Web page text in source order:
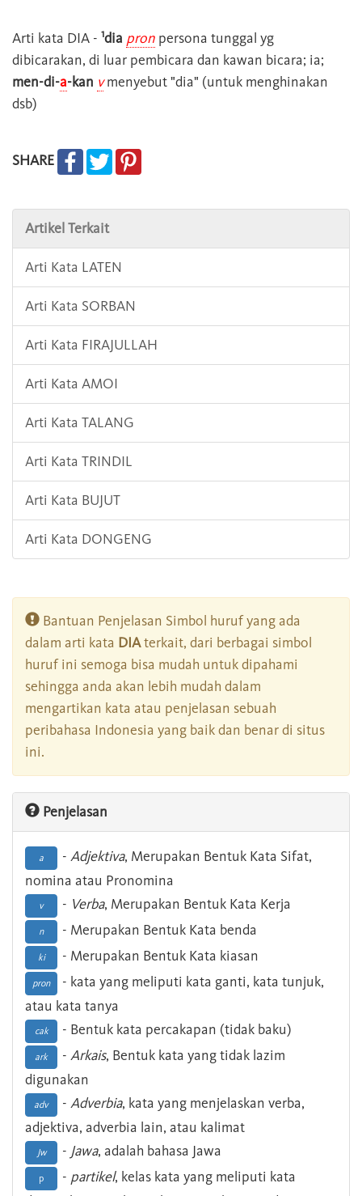
Arti kata DIA - 1dia pron persona tunggal yg
dibicarakan, di luar pembicara dan kawan bicara; ia;
men-di-a-kan vmenyebut "dia" (untuk menghinakan
dsb)
SHARE
Artikel Terkait
Arti Kata LATEN
Arti Kata SORBAN
Arti Kata FIRAJULLAH
Arti Kata AMOI
Arti Kata TALANG
Arti Kata TRINDIL
Arti Kata BUJUT
Arti Kata DONGENG
Bantuan Penjelasan Simbol huruf yang ada
dalam arti kata DIAterkait, dari berbagai simbol
huruf ini semoga bisa mudah untuk dipahami
sehingga anda akan lebih mudah dalam
mengartikan kata atau penjelasan sebuah
peribahasa Indonesia yang baik dan benar di situs
ini.
Penjelasan
a - Adjektiva, Merupakan Bentuk Kata Sifat,
nomina atau Pronomina
v - Verba, Merupakan Bentuk Kata Kerja
n - Merupakan Bentuk Kata benda
ki - Merupakan Bentuk Kata kiasan
pron
- kata yang meliputi kata ganti, kata tunjuk,
atau kata tanya
cak - Bentuk kata percakapan (tidak baku)
ark - Arkais, Bentuk kata yang tidak lazim
digunakan
adv - Adverbia, kata yang menjelaskan verba,
adjektiva, adverbia lain, atau kalimat
Jw - Jawa, adalah bahasa Jawa
p - partikel, kelas kata yang meliputi kata